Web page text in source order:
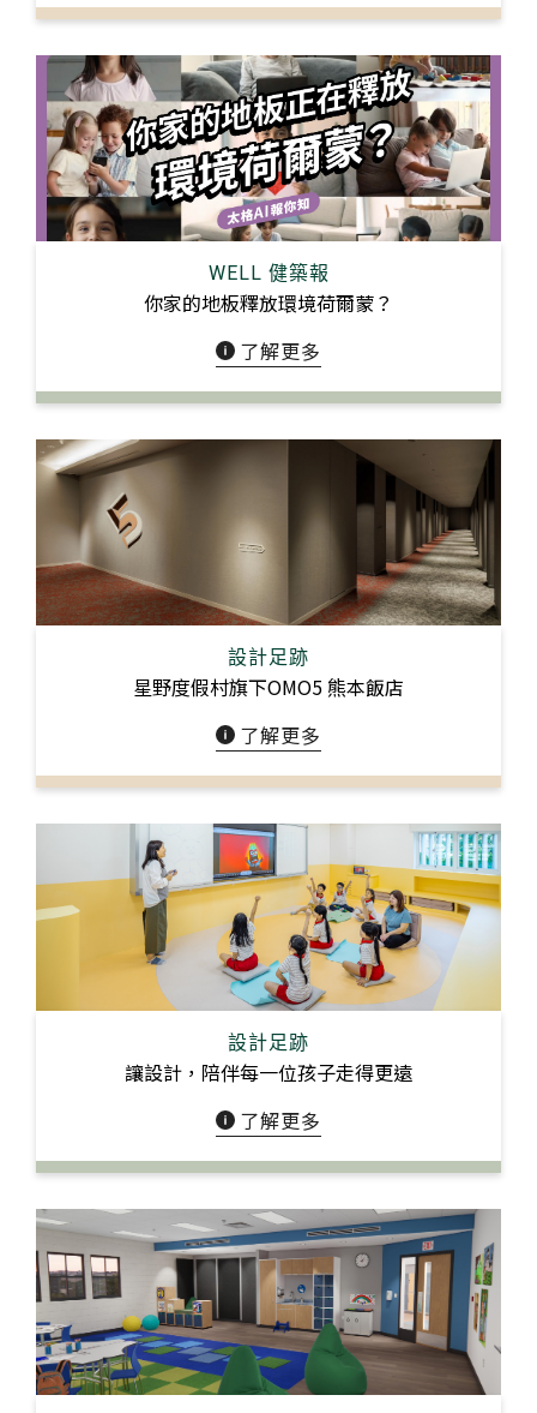
WELL 健築報
你家的地板釋放環境荷爾蒙？
了解更多
設計足跡
星野度假村旗下OMO5 熊本飯店
了解更多
設計足跡
讓設計，陪伴每一位孩子走得更遠
了解更多